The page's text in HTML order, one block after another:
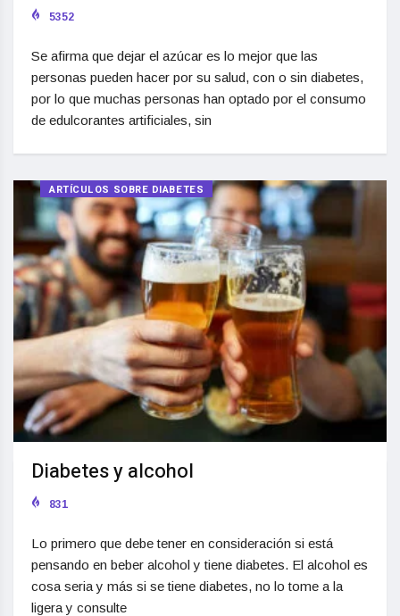
5352
Se afirma que dejar el azúcar es lo mejor que las
personas pueden hacer por su salud, con o sin diabetes,
por lo que muchas personas han optado por el consumo
de edulcorantes artificiales, sin
ARTÍCULOS SOBRE DIABETES
Diabetes y alcohol
831
Lo primero que debe tener en consideración si está
pensando en beber alcohol y tiene diabetes. El alcohol es
cosa seria y más si se tiene diabetes, no lo tome a la
ligera y consulte